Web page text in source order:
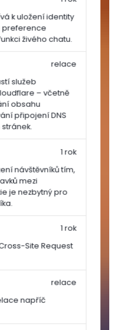
k uložení identity
preference
živého chatu.
služeb
– včetně
obsahu
připojení DNS
relace
návštěvníků tím,
mezi
je nezbytný pro
1 rok
Site Request
1 rok
napříč
relace
Rajčata